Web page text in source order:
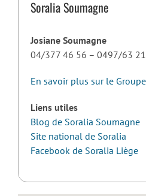
Soralia Soumagne
Josiane Soumagne
04/377 46 56 – 0497/63
En savoir plus sur le
Liens utiles
Blog de Soralia Soumagne
Site national de Soralia
Facebook de Soralia Liège